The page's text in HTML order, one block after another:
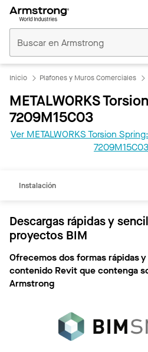
Comerciales
Inicio
Inicio Plafones y Muros Comerciales
METALWORKS
7209M15C03
Ver METALWORKS Torsion Spring:
7209M15C03
Instalación
Descargas rápidas y
proyectos BIM
Ofrecemos dos formas rápidas
contenido Revit que contenga
Armstrong